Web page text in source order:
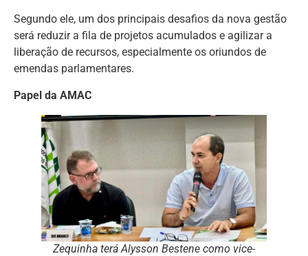
Segundo ele, um dos principais desafios da nova gestão
será reduzir a fila de projetos acumulados e agilizar a
liberação de recursos, especialmente os oriundos de
emendas parlamentares.
Papel da AMAC
Zequinha terá Alysson Bestene como vice-